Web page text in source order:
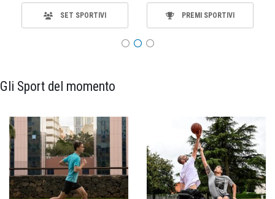
SET SPORTIVI PREMI SPORTIVI
Gli Sport del momento